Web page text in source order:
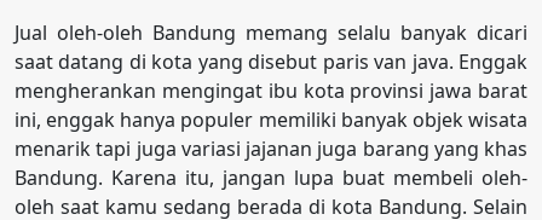
Jual oleh-oleh Bandung memang selalu banyak dicari
saat datang di kota yang disebut paris van java. Enggak
mengherankan mengingat ibu kota provinsi jawa barat
ini, enggak hanya populer memiliki banyak objek wisata
menarik tapi juga variasi jajanan juga barang yang khas
Bandung. Karena itu, jangan lupa buat membeli oleh-
oleh saat kamu sedang berada di kota Bandung. Selain